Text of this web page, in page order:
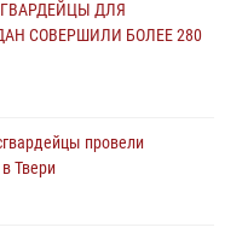
ДЛЯ
СОВЕРШИЛИ БОЛЕЕ 280
провели
Твери